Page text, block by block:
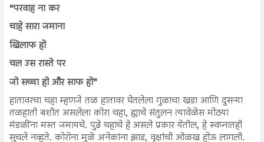
“परवाह ना कर
चाहे सारा जमाना
खिलाफ हो
चल उस रास्ते पर
जो सच्चा हो और साफ हो”
हातावरचा चहा म्हणजे तळ हातावर घेतलेला गुळाचा खडा आणि दुसऱ्या
तळहाती बशीत असलेला कोरा चहा, ह्याचे संतुलन त्यावेळेस मोठया
मंडळींना मस्त जमायचे. पुढे चहाचे हे असले प्रकार येतील, हे स्वप्नातही
सुचले नव्हते. कोरोना मुळे अनेकांना झाड, वृक्षांची ओळख होऊ लागली.